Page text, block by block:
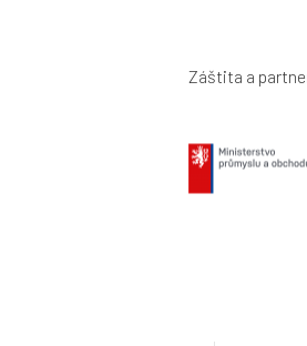
Záštita a